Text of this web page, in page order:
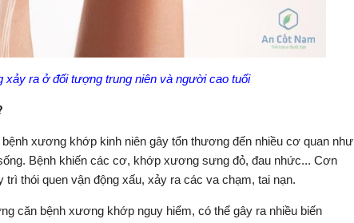
xảy ra ở đối tượng trung niên và người cao tuổi
xương khớp kinh niên gây tổn thương đến nhiều cơ quan như
Bệnh khiến các cơ, khớp xương sưng đỏ, đau nhức... Cơn
thói quen vận động xấu, xảy ra các va chạm, tai nạn.
căn bệnh xương khớp nguy hiểm, có thể gây ra nhiều biến